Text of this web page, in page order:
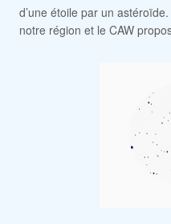
d’une étoile par un
notre région et le CAW